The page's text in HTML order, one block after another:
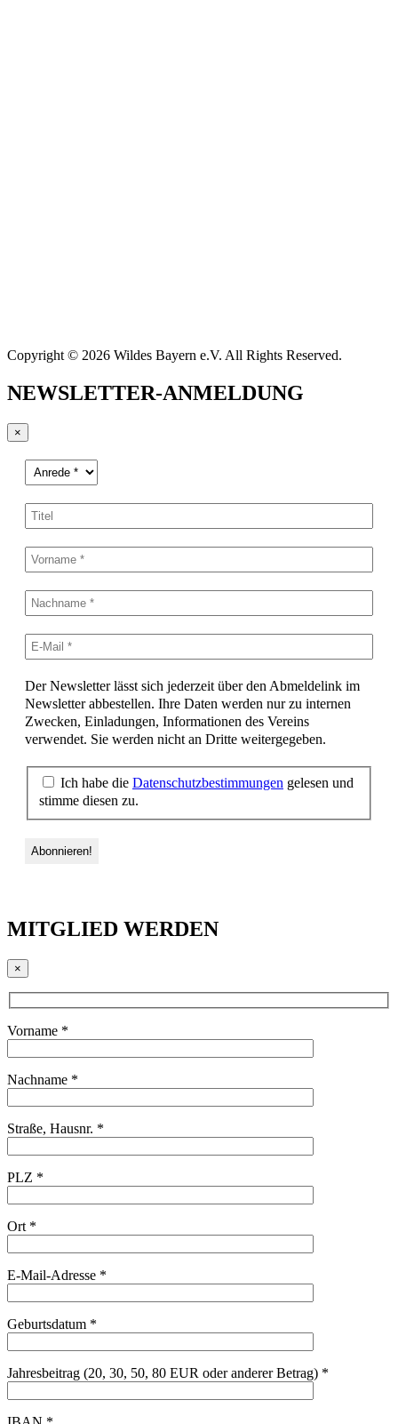
Copyright © 2026 Wildes Bayern e.V. All Rights Reserved.
NEWSLETTER-ANMELDUNG
×
Der Newsletter lässt sich jederzeit über den Abmeldelink im
Newsletter abbestellen. Ihre Daten werden nur zu internen
Zwecken, Einladungen, Informationen des Vereins
verwendet. Sie werden nicht an Dritte weitergegeben.
Ich habe die Datenschutzbestimmungen gelesen und
stimme diesen zu.
MITGLIED WERDEN
×
Vorname *
Nachname *
Straße, Hausnr. *
PLZ *
Ort *
E-Mail-Adresse *
Geburtsdatum *
Jahresbeitrag (20, 30, 50, 80 EUR oder anderer Betrag) *